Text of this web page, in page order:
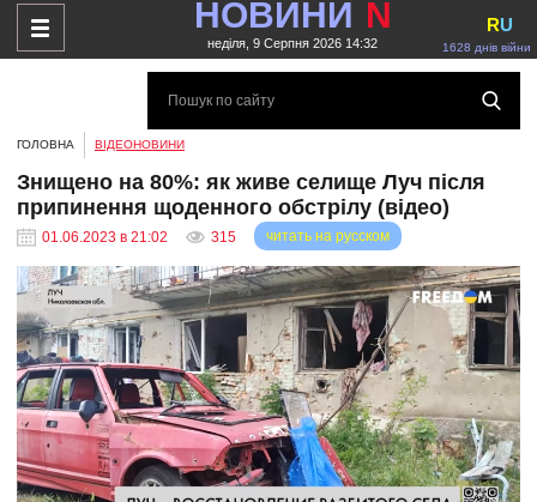
НОВИНИ N
неділя, 9 Серпня 2026 14:32 1628 днів війни
RU
ГОЛОВНА ВІДЕОНОВИНИ
Знищено на 80%: як живе селище Луч після
припинення щоденного обстрілу (відео)
01.06.2023 в 21:02 315 читать на русском